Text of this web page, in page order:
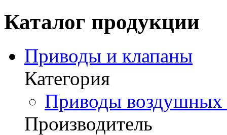
Каталог продукции
Приводы и клапаны
Категория
Приводы воздушных
Производитель